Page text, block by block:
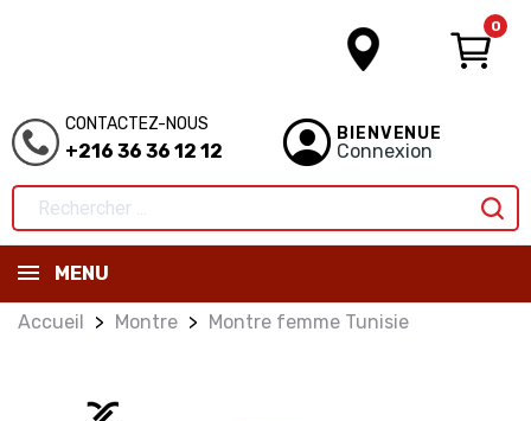
0
CONTACTEZ-NOUS
+216 36 36 12 12
BIENVENUE
Connexion
MENU
Accueil Montre Montre femme Tunisie